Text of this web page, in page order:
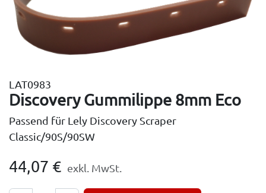
LAT0983
Discovery Gummilippe 8mm Eco
Passend für Lely Discovery Scraper
Classic/90S/90SW
44,07 € exkl. MwSt.